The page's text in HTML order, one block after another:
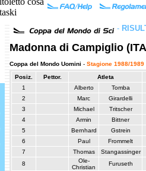
-
Madonna di Campiglio
Coppa del Mondo Uomini - Stagione 1988/1989
Posiz. Pettor.
Atleta
1
Alberto
Tomba
2
Marc
Girardelli
3
Michael
Tritscher
4
Armin
Bittner
5
Bernhard
Gstrein
6
Paul
Frommelt
7
Thomas
Stangassinger
8
Ole-
Christian
Furuseth